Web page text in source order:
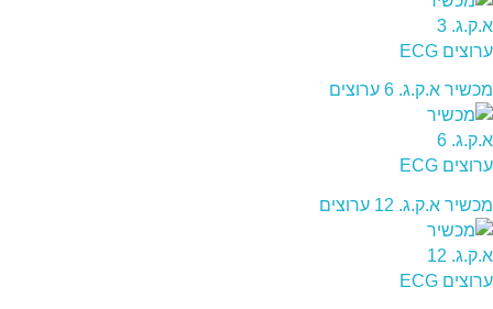
מכשיר א.ק.ג. 6 ערוצים
מכשיר א.ק.ג. 12 ערוצים